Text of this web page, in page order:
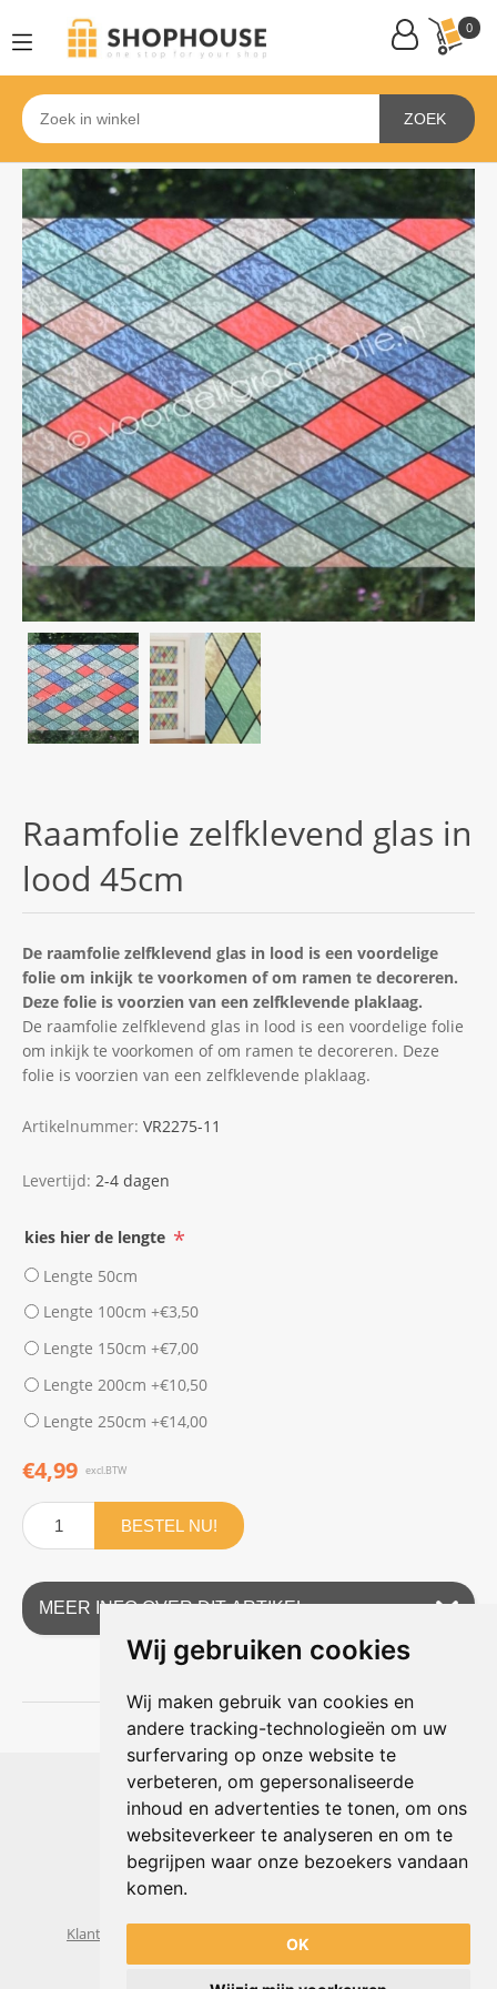
Wij gebruiken cookies
Wij maken gebruik van cookies en
andere tracking-technologieën om uw
surfervaring op onze website te
verbeteren, om gepersonaliseerde
inhoud en advertenties te tonen, om ons
websiteverkeer te analyseren en om te
begrijpen waar onze bezoekers vandaan
komen.
OK
0
ZOEK
Raamfolie zelfklevend glas in
lood 45cm
De raamfolie zelfklevend glas in lood is een voordelige
folie om inkijk te voorkomen of om ramen te decoreren.
Deze folie is voorzien van een zelfklevende plaklaag.
De raamfolie zelfklevend glas in lood is een voordelige folie
om inkijk te voorkomen of om ramen te decoreren. Deze
folie is voorzien van een zelfklevende plaklaag.
Artikelnummer: VR2275-11
Levertijd: 2-4 dagen
kies hier de lengte *
Lengte 50cm
Lengte 100cm +€3,50
Lengte 150cm +€7,00
Lengte 200cm +€10,50
Lengte 250cm +€14,00
€4,99 excl.BTW
BESTEL NU!
MEER INFO OVER DIT ARTIKEL
Shophouse online
Max Planckstraat 4
6716 BE Ede, Nederland
Telefoon:+31(0)318 618 121
E-mail: info@shophouse.nl
Geopend: ma t/m vr 09:00-17:00 uur
Klantenservice
Algemene voorwaarden